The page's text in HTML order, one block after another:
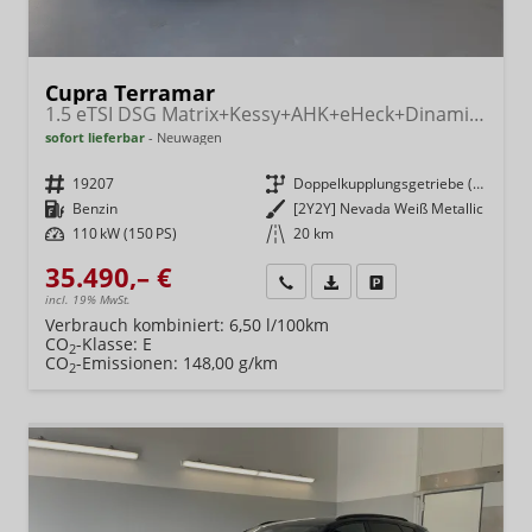
Cupra Terramar
1.5 eTSI DSG Matrix+Kessy+AHK+eHeck+Dinamica+CarPlay+eHeck+GV5
sofort lieferbar Neuwagen
Fahrzeugnr. 19207 Getriebe
Doppelkupplungsgetriebe (DSG)
Kraftstoff Benzin Außenfarbe [2Y2Y] Nevada Weiß Metallic
Leistung 110 kW (150 PS) Kilometerstand 20 km
35.490,– €
incl. 19% MwSt.
Wir rufen Sie anFahrzeugexposé (PDF)
Verbrauch kombiniert: 6,50 l/100km
CO2-Klasse: E
CO2-Emissionen: 148,00 g/km